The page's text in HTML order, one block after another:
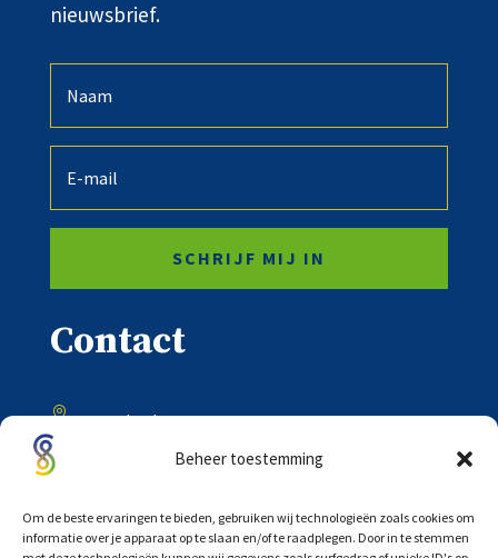
Beheer toestemming
Om de beste ervaringen te bieden, gebruiken wij technologieën zoals cookies om
informatie over je apparaat op te slaan en/of te raadplegen. Door in te stemmen
nieuwsbrief.
SCHRIJF MIJ IN
Contact

Onder de Toren 20
8302 BV Emmeloord
0527 – 618333